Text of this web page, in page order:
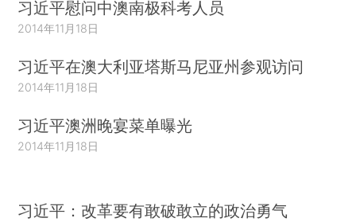
习近平慰问中澳南极科考人员
2014年11月18日
习近平在澳大利亚塔斯马尼亚州参观访问
2014年11月18日
习近平澳洲晚宴菜单曝光
2014年11月18日
习近平：改革要有敢破敢立的政治勇气